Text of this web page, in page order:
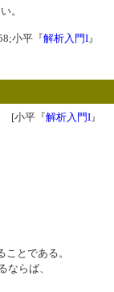
ない。
小平『解析入門I 』
解析入門I 』
ことである。
ならば、